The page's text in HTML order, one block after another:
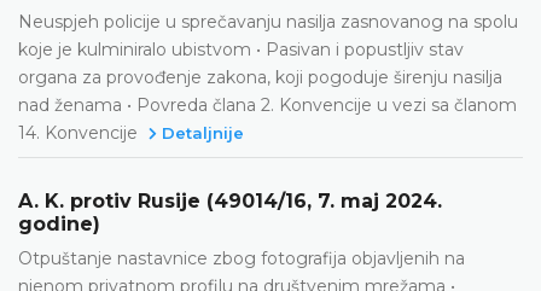
Neuspjeh policije u sprečavanju nasilja zasnovanog na spolu
koje je kulminiralo ubistvom • Pasivan i popustljiv stav
organa za provođenje zakona, koji pogoduje širenju nasilja
nad ženama • Povreda člana 2. Konvencije u vezi sa članom
14. Konvencije
Detaljnije
A. K. protiv Rusije (49014/16, 7. maj 2024.
godine)
Otpuštanje nastavnice zbog fotografija objavljenih na
njenom privatnom profilu na društvenim mrežama •